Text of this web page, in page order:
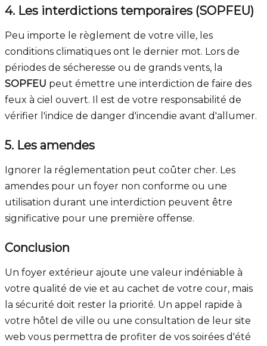
4. Les interdictions temporaires (SOPFEU)
Peu importe le règlement de votre ville, les
conditions climatiques ont le dernier mot. Lors de
périodes de sécheresse ou de grands vents, la
SOPFEU peut émettre une interdiction de faire des
feux à ciel ouvert. Il est de votre responsabilité de
vérifier l'indice de danger d'incendie avant d'allumer.
5. Les amendes
Ignorer la réglementation peut coûter cher. Les
amendes pour un foyer non conforme ou une
utilisation durant une interdiction peuvent être
significative pour une première offense.
Conclusion
Un foyer extérieur ajoute une valeur indéniable à
votre qualité de vie et au cachet de votre cour, mais
la sécurité doit rester la priorité. Un appel rapide à
votre hôtel de ville ou une consultation de leur site
web vous permettra de profiter de vos soirées d'été